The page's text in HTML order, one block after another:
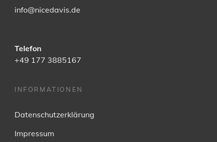
info@nicedavis.de
Telefon
+49 177 3885167
INFORMATIONEN
Datenschutzerklärung
Impressum